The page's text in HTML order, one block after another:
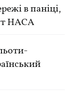
в паніці,
НАСА